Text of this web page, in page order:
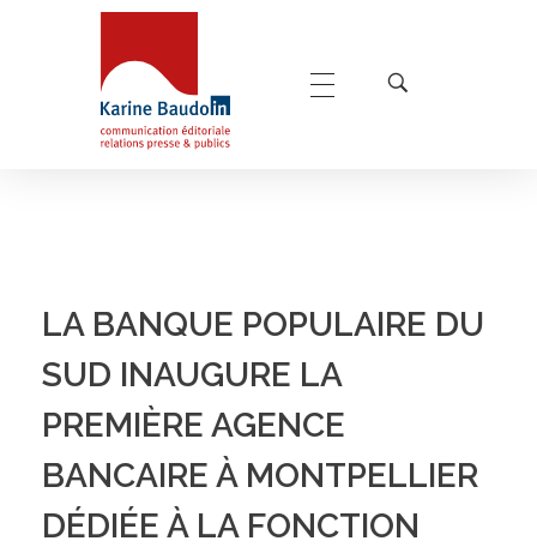
LA BANQUE POPULAIRE DU
SUD INAUGURE LA
PREMIÈRE AGENCE
BANCAIRE À MONTPELLIER
DÉDIÉE À LA FONCTION